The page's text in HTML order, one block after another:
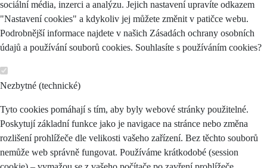
sociální média, inzerci a analýzu. Jejich nastavení upravíte odkazem
"Nastavení cookies" a kdykoliv jej můžete změnit v patičce webu.
Podrobnější informace najdete v našich Zásadách ochrany osobních
údajů a používání souborů cookies. Souhlasíte s používáním cookies?
Nezbytné (technické)
Tyto cookies pomáhají s tím, aby byly webové stránky použitelné.
Poskytují základní funkce jako je navigace na stránce nebo změna
rozlišení prohlížeče dle velikosti vašeho zařízení. Bez těchto souborů
nemůže web správně fungovat. Používáme krátkodobé (session